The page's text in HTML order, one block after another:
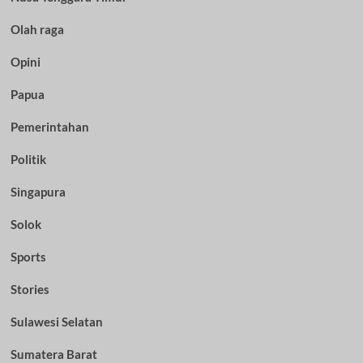
Olah raga
Opini
Papua
Pemerintahan
Politik
Singapura
Solok
Sports
Stories
Sulawesi Selatan
Sumatera Barat